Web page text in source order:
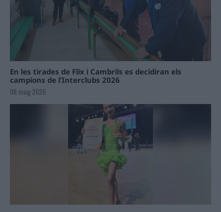
En les tirades de Flix i Cambrils es decidiran els
campions de l’Interclubs 2026
08 maig 2026